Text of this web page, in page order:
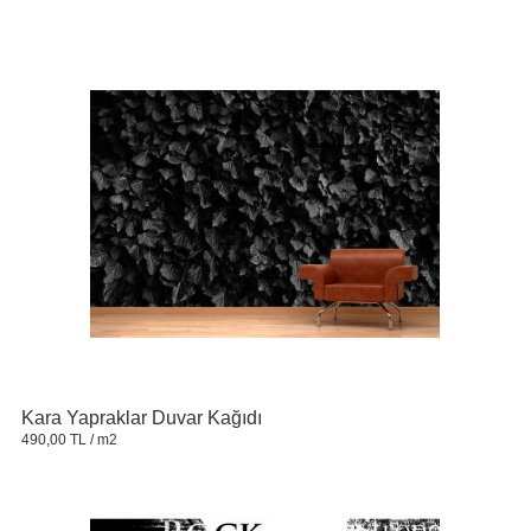
Kara Yapraklar Duvar Kağıdı
490,00 TL/ m2